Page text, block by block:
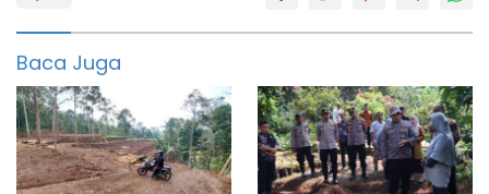
Pandeglang
Pulosari
Baca Juga